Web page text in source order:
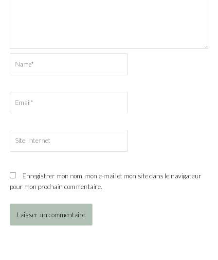
Internet
Enregistrer mon nom, mon e-mail et mon site dans le navigateur
pour mon prochain commentaire.